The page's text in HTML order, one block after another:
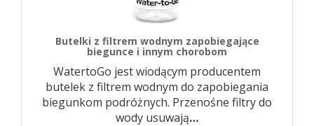
Butelki z filtrem wodnym zapobiegające
biegunce i innym chorobom
WatertoGo jest wiodącym producentem
butelek z filtrem wodnym do zapobiegania
biegunkom podróżnych. Przenośne filtry do
wody usuwają…